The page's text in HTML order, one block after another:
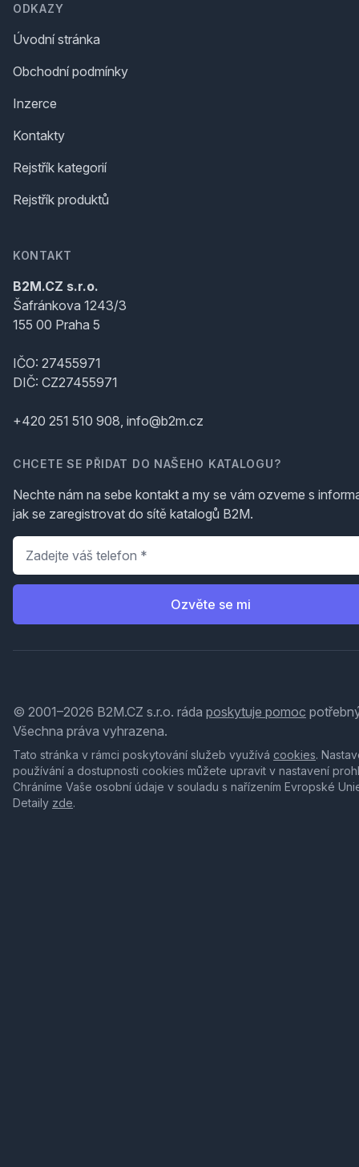
ODKAZY
Úvodní stránka
Obchodní podmínky
Inzerce
Kontakty
Rejstřík kategorií
Rejstřík produktů
KONTAKT
B2M.CZ s.r.o.
Šafránkova 1243/3
155 00 Praha 5
IČO: 27455971
DIČ: CZ27455971
+420 251 510 908, info@b2m.cz
CHCETE SE PŘIDAT DO NAŠEHO KATALOGU?
Nechte nám na sebe kontakt a my se vám ozveme s
jak se zaregistrovat do sítě katalogů B2M.
Telefon
Ozvěte se mi
© 2001–2026 B2M.CZ s.r.o. ráda poskytuje pomoc
Všechna práva vyhrazena.
Tato stránka v rámci poskytování služeb využívá cookies.
používání a dostupnosti cookies můžete upravit v nastavení
Chráníme Vaše osobní údaje v souladu s nařízením Evropské
Detaily zde.